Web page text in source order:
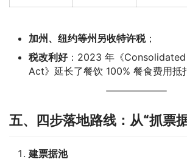
加州、纽约等州另收特许税；
税改利好：2023 年《
Act》延长了餐饮 100% 餐食费用抵
五、四步落地路线：从“抓票
建票据池